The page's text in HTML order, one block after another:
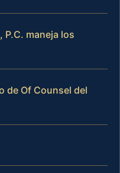
P.C. maneja los
de Of Counsel del